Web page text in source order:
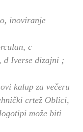
inoviranje
c
d Iverse dizajni ;
kalup za večeru
crtež Oblici,
može biti